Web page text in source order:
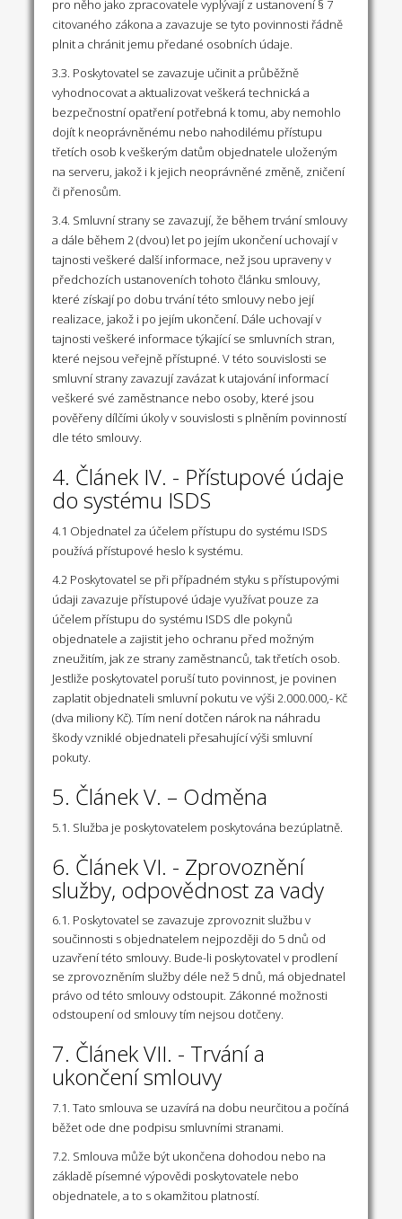
pro něho jako zpracovatele vyplývají z ustanovení § 7
citovaného zákona a zavazuje se tyto povinnosti řádně
plnit a chránit jemu předané osobních údaje.
3.3. Poskytovatel se zavazuje učinit a průběžně
vyhodnocovat a aktualizovat veškerá technická a
bezpečnostní opatření potřebná k tomu, aby nemohlo
dojít k neoprávněnému nebo nahodilému přístupu
třetích osob k veškerým datům objednatele uloženým
na serveru, jakož i k jejich neoprávněné změně, zničení
či přenosům.
3.4. Smluvní strany se zavazují, že během trvání smlouvy
a dále během 2 (dvou) let po jejím ukončení uchovají v
tajnosti veškeré další informace, než jsou upraveny v
předchozích ustanoveních tohoto článku smlouvy,
které získají po dobu trvání této smlouvy nebo její
realizace, jakož i po jejím ukončení. Dále uchovají v
tajnosti veškeré informace týkající se smluvních stran,
které nejsou veřejně přístupné. V této souvislosti se
smluvní strany zavazují zavázat k utajování informací
veškeré své zaměstnance nebo osoby, které jsou
pověřeny dílčími úkoly v souvislosti s plněním povinností
dle této smlouvy.
4. Článek IV. - Přístupové údaje
do systému ISDS
4.1 Objednatel za účelem přístupu do systému ISDS
používá přístupové heslo k systému.
4.2 Poskytovatel se při případném styku s přístupovými
údaji zavazuje přístupové údaje využívat pouze za
účelem přístupu do systému ISDS dle pokynů
objednatele a zajistit jeho ochranu před možným
zneužitím, jak ze strany zaměstnanců, tak třetích osob.
Jestliže poskytovatel poruší tuto povinnost, je povinen
zaplatit objednateli smluvní pokutu ve výši 2.000.000,- Kč
(dva miliony Kč). Tím není dotčen nárok na náhradu
škody vzniklé objednateli přesahující výši smluvní
pokuty.
5. Článek V. – Odměna
5.1. Služba je poskytovatelem poskytována bezúplatně.
6. Článek VI. - Zprovoznění
služby, odpovědnost za vady
6.1. Poskytovatel se zavazuje zprovoznit službu v
součinnosti s objednatelem nejpozději do 5 dnů od
uzavření této smlouvy. Bude-li poskytovatel v prodlení
se zprovozněním služby déle než 5 dnů, má objednatel
právo od této smlouvy odstoupit. Zákonné možnosti
odstoupení od smlouvy tím nejsou dotčeny.
7. Článek VII. - Trvání a
ukončení smlouvy
7.1. Tato smlouva se uzavírá na dobu neurčitou a počíná
běžet ode dne podpisu smluvními stranami.
7.2. Smlouva může být ukončena dohodou nebo na
základě písemné výpovědi poskytovatele nebo
objednatele, a to s okamžitou platností.